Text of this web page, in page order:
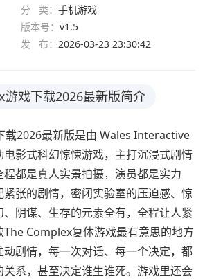
分 类： 手机游戏
版本号： v1.5
发 布： 2026-03-23 23:30:42
戏下载2026最新版简介
载2026最新版是由 Wales Interactive
影式科幻惊悚游戏，主打沉浸式剧情
都是真人实景拍摄，演员都是实力
张的剧情，密闭实验室的压迫感、惊
阴谋、生存的元素全有，全程让人紧
The Complex复体游戏最有意思的地方
剧情，每一次对话、每一个决定，都
系，甚至决定谁生谁死。游戏里还会